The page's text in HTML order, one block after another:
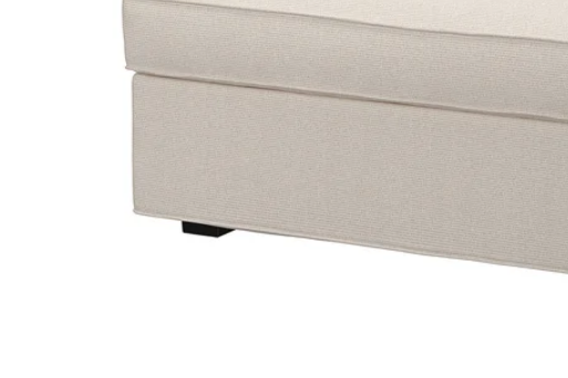
Image zoomed out, normal view